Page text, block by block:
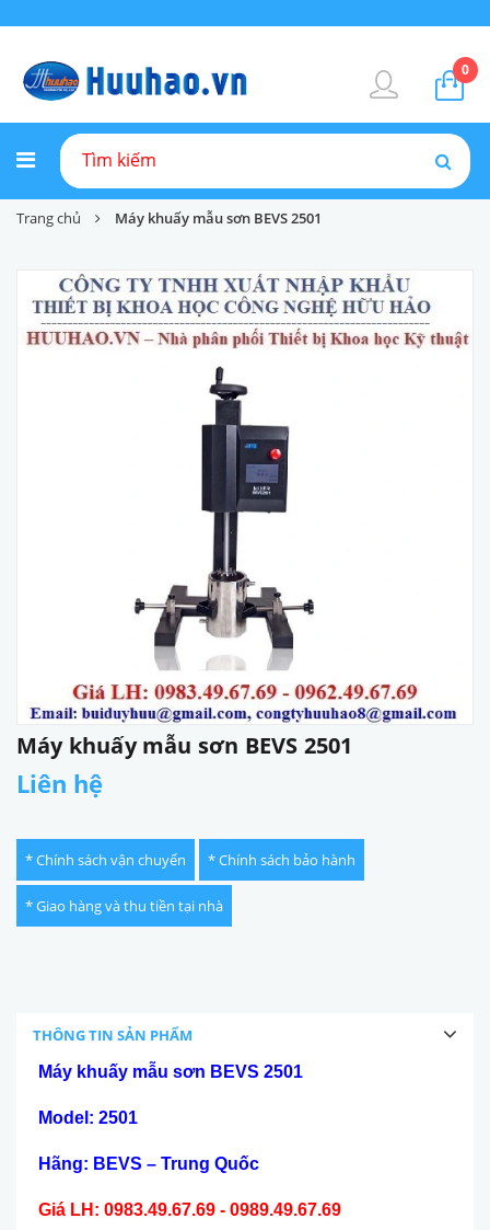
0
Trang chủ Máy khuấy mẫu sơn BEVS 2501
Máy khuấy mẫu sơn BEVS 2501
Liên hệ
* Chính sách vận chuyển * Chính sách bảo hành
* Giao hàng và thu tiền tại nhà
THÔNG TIN SẢN PHẨM
Máy khuấy mẫu sơn BEVS 2501
Model: 2501
Hãng: BEVS – Trung Quốc
Giá LH: 0983.49.67.69 - 0989.49.67.69